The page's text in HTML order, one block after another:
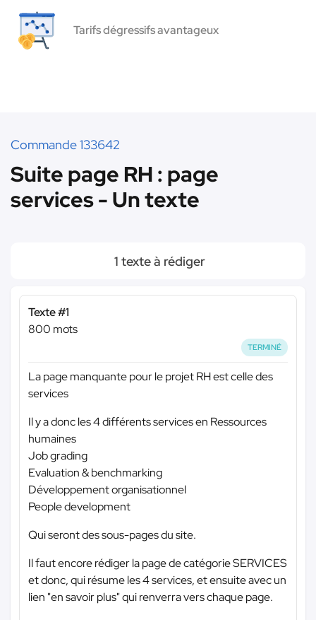
Tarifs dégressifs avantageux
Commande 133642
Suite page RH : page
services - Un texte
1 texte à rédiger
Texte #1
800 mots
TERMINÉ
La page manquante pour le projet RH est celle des
services
Il y a donc les 4 différents services en Ressources
humaines
Job grading
Evaluation & benchmarking
Développement organisationnel
People development
Qui seront des sous-pages du site.
Il faut encore rédiger la page de catégorie SERVICES
et donc, qui résume les 4 services, et ensuite avec un
lien "en savoir plus" qui renverra vers chaque page.